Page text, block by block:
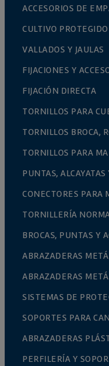
ACCESORIOS DE
CULTIVO PROTEGIDO
VALLADOS Y JAULAS
FIJACIONES Y
FIJACIÓN DIRECTA
TORNILLOS PARA
TORNILLOS BROCA,
TORNILLOS PARA
PUNTAS,
CONECTORES PARA
TORNILLERÍA
BROCAS, PUNTAS Y
ABRAZADERAS
ABRAZADERAS
SISTEMAS DE
SOPORTES PARA
ABRAZADERAS
PERFILERÍA Y